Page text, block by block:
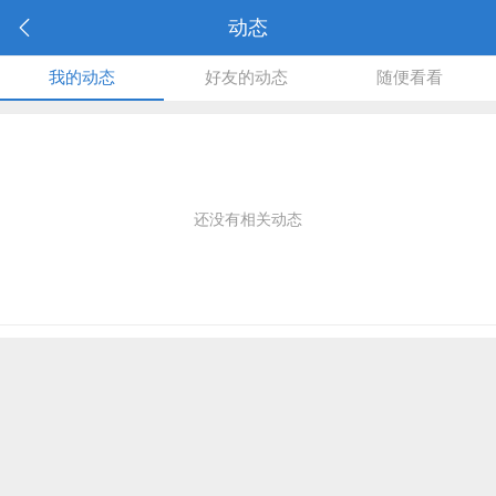
动态
我的动态 好友的动态 随便看看
还没有相关动态